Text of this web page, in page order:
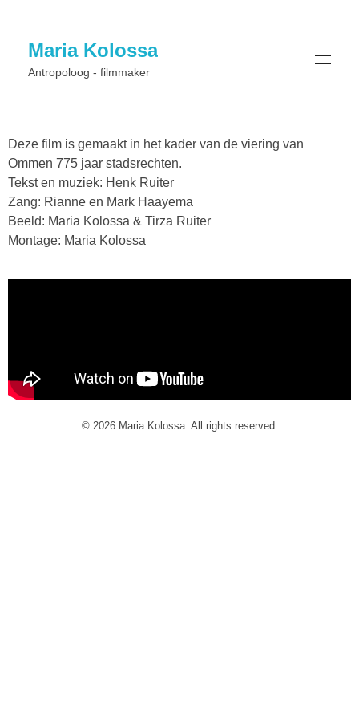
Maria Kolossa
Antropoloog - filmmaker
Deze film is gemaakt in het kader van de viering van
Ommen 775 jaar stadsrechten.
Tekst en muziek: Henk Ruiter
Zang: Rianne en Mark Haayema
Beeld: Maria Kolossa & Tirza Ruiter
Montage: Maria Kolossa
© 2026 Maria Kolossa. All rights reserved.